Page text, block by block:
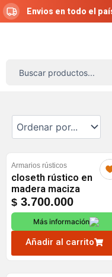
Ir
al
Envios en todo el
Armarios rústicos
closeth rústico en
madera maciza
$ 3.700.000
Más información
Añadir al carrito